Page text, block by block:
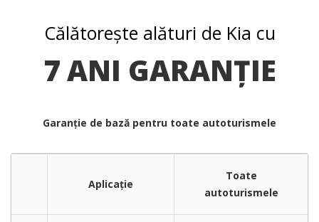
Călătorește alături de Kia cu
7 ANI GARANȚIE
Garanție de bază pentru toate autoturismele
Aplicație
Toate
autoturismele